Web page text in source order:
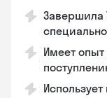
Имеет